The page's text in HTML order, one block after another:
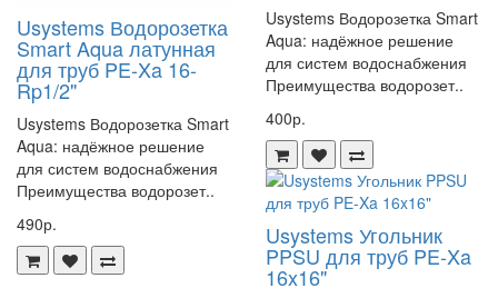
легко установить кольцо на трубу.
Подготовьте трубу: очистите её от грязи и ржавчины.
Наденьте кольцо на трубу.
Гарантия качества
Usystems гарантирует качество своего продукта. Если вы
обнаружите какие-либо дефекты или проблемы с кольцом, вы
можете обратиться в службу поддержки Usystems для получения
помощи.
Usystems Водорозетка
Smart Aqua латунная
для труб PE-Xa 16-
Rp1/2"
Usystems Водорозетка Smart
Aqua: надёжное решение
для систем водоснабжения
Преимущества водорозет..
490р.
Usystems Водорозетка Smart
Aqua: надёжное решение
для систем водоснабжения
Преимущества водорозет..
400р.
Usystems Угольник
PPSU для труб PE-Xa
16x16"